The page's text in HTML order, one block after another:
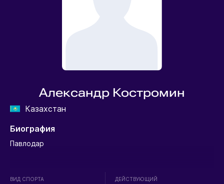
Александр Костромин
Казахстан
Биография
Павлодар
ВИД СПОРТА ДЕЙСТВУЮЩИЙ